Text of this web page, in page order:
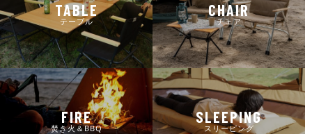
TABLE
テーブル
CHAIR
チェア
FIRE
焚き火＆BBQ
SLEEPING
スリーピング